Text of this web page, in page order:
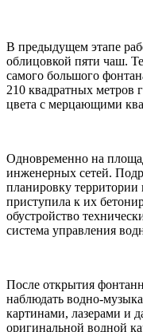
В предыдущем этапе
облицовкой пяти чаш.
самого большого
210 квадратных метров
цвета с мерцающими
Одновременно на
инженерных сетей.
планировку территории
приступила к их
обустройство
система управления
После открытия
наблюдать водно-
картинами, лазерами и
оригинальной водной